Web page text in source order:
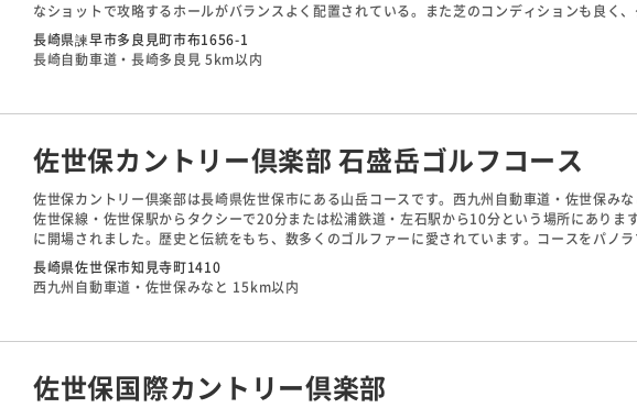
なショットで攻略するホールがバランスよく配置されている。また芝のコンディションも良く
ョンがあり、ティショットからパッティングまで存分に楽しめるコースとなっている。
長崎県諫早市多良見町市布1656-1
長崎自動車道・長崎多良見 5km以内
佐世保カントリー倶楽部 石盛岳ゴルフコース
佐世保カントリー倶楽部は長崎県佐世保市にある山岳コースです。西九州自動車道・佐世保み
佐世保線・佐世保駅からタクシーで20分または松浦鉄道・左石駅から10分という場所にありま
に開場されました。歴史と伝統をもち、数多くのゴルファーに愛されています。コースをパノ
レストランや、仲間と楽しく語らえるラウンジなど、クラブハウスの設備は充実しています。
長崎県佐世保市知見寺町1410
西九州自動車道・佐世保みなと 15km以内
佐世保国際カントリー倶楽部